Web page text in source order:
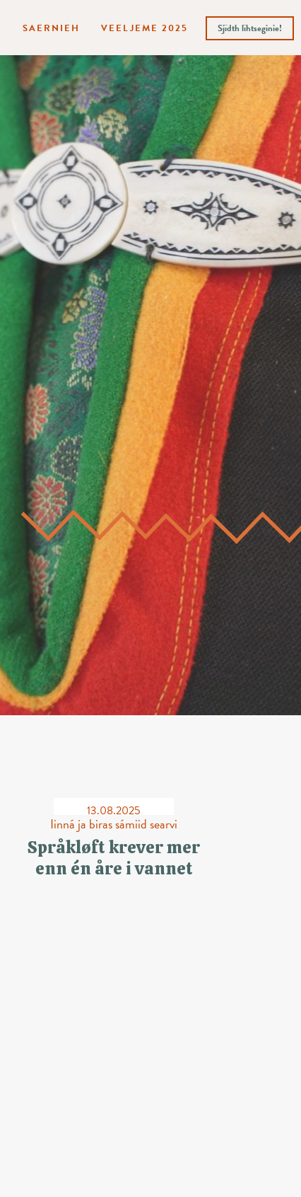
SAERNIEH VEELJEME 2025 Sjïdth lïhtseginie!
13.08.2025
Iinná ja biras sámiid searvi
Språkløft krever mer
enn én åre i vannet